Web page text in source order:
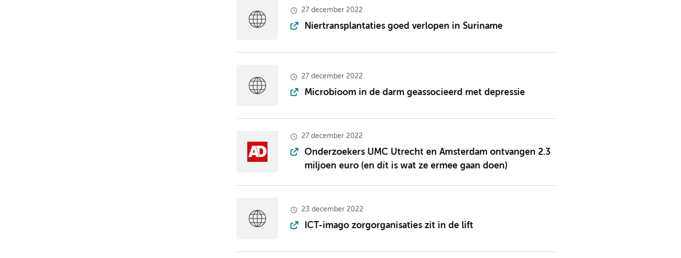
27 december 2022
Niertransplantaties goed verlopen in Suriname
27 december 2022
Microbioom in de darm geassocieerd met depressie
27 december 2022
Onderzoekers UMC Utrecht en Amsterdam ontvangen 2.3
miljoen euro (en dít is wat ze ermee gaan doen)
23 december 2022
ICT-imago zorgorganisaties zit in de lift